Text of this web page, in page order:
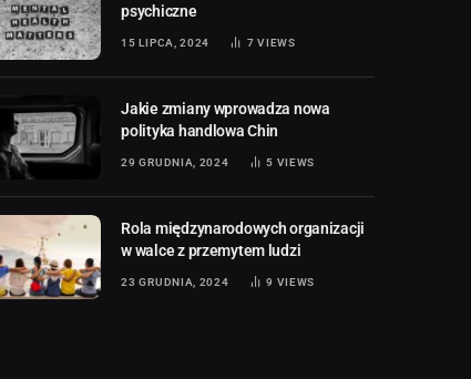
psychiczne
15 LIPCA, 2024 7VIEWS
Jakie zmiany wprowadza nowa
polityka handlowa Chin
29 GRUDNIA, 2024 5 VIEWS
Rola międzynarodowych organizacji
w walce z przemytem ludzi
23 GRUDNIA, 2024 9 VIEWS